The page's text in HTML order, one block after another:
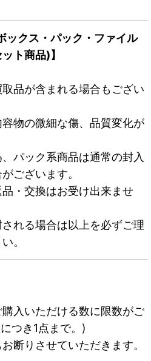
ックス・パック・ファイル
ト商品)】
品が含まれる場合もござい
物の微細な傷、品質変化が
パック系商品は通常の封入
ございます。
・交換はお受け出来ませ
れる場合は以上を必ずご理
。
入いただける数に限数がご
つき1点まで。)
断りさせていただきます。